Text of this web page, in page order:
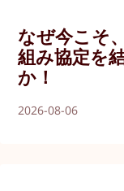
なぜ今こそ
組み協定を
か！
2026-08-06